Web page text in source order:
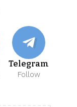
Telegram
Follow